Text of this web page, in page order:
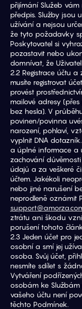
přijímání Služeb
předpis. Služby jsou
užívání a nejsou
že tyto požadavky
Poskytovatel si
pozastavit nebo
domnívat, že
2.2 Registrace účtu
musíte registrovat
provést
mailové adresy
bez hesla). V
povinen/povinna
narození, pohlaví,
vyplnit DNA
a úplné informace a
zachování
údajů a za veškeré
účtem. Jakékoli
nebo jiné narušení
neprodleně oznámit
ztrátu ani škodu
porušení tohoto
2.3 Jeden účet pro
osobní a smí jej
osoba. Svůj účet,
nesmíte sdílet s
Vytváření
osobám ke Službám
vašeho účtu není
těchto Podmínek.